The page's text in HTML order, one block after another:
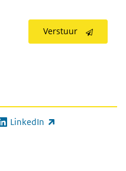
Verstuur
LinkedIn
link)